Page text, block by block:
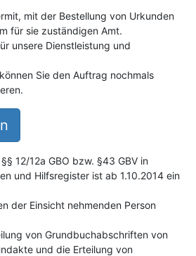
mit der Bestellung von Urkunden
für sie zuständigen Amt.
unsere Dienstleistung und
Sie den Auftrag nochmals
12/12a GBO bzw. §43 GBV in
und Hilfsregister ist ab 1.10.2014 ein
der Einsicht nehmenden Person
von Grundbuchabschriften von
und die Erteilung von